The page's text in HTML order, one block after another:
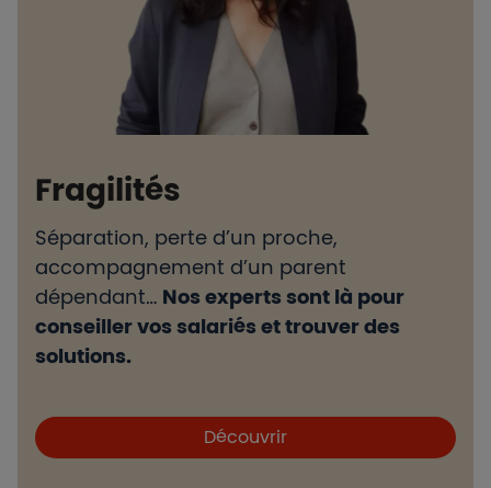
Fragilités
Séparation, perte d’un proche,
accompagnement d’un parent
dépendant… Nos experts sont là pour
conseiller vos salariés et trouver des
solutions.
Boutons et liens Découvrir